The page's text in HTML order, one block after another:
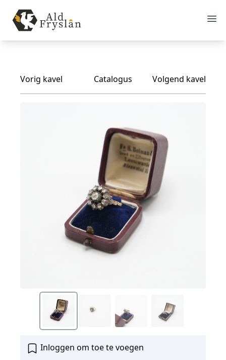
Vorig kavel Catalogus Volgend kavel
Inloggen om toe te voegen